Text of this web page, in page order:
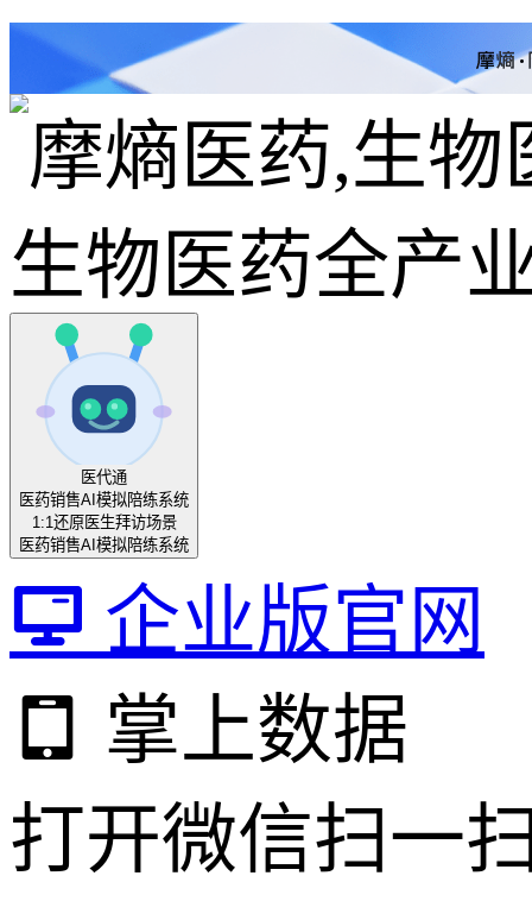
生物医药全产
医代通
医药销售AI模拟陪练系统
1:1还原医生拜访场景
医药销售AI模拟陪练系统
企业版官网
掌上数据
打开微信扫一